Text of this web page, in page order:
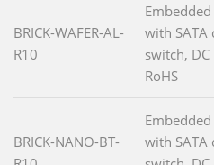
BRICK-WAFER-AL-
R10
Embedded
with SATA
switch,
RoHS
BRICK-NANO-BT-
with SATA